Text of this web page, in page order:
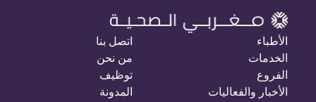
الأطباء
الخدمات
الفروع
الأخبار والفعاليات
اتصل بنا
من نحن
توظيف
المدونة